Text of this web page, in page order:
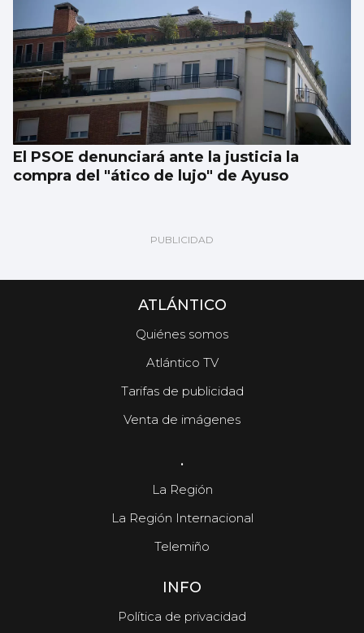
El PSOE denunciará ante la justicia la
compra del "ático de lujo" de Ayuso
Aparecen los cuerpos de la familia de Marín
muerta en el terremoto de Venezuela
ATLÁNTICO
Quiénes somos
Atlántico TV
Tarifas de publicidad
Venta de imágenes
.
La Región
La Región Internacional
Telemiño
INFO
Política de privacidad